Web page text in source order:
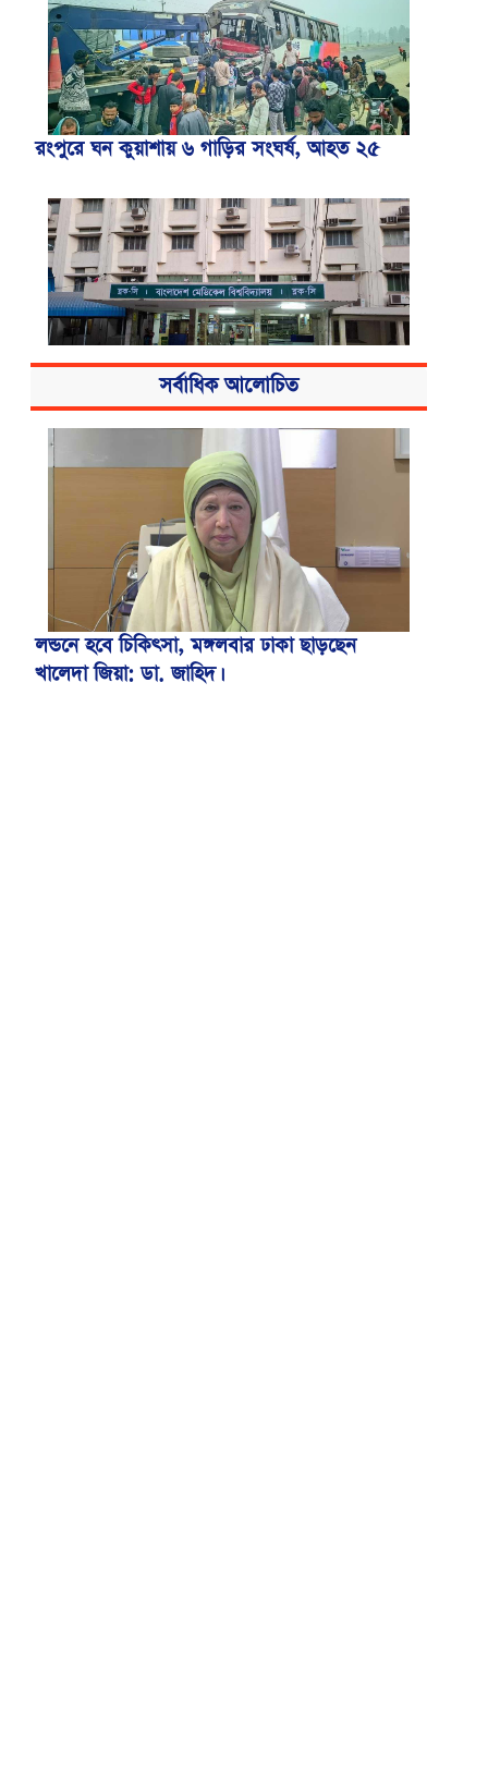
রংপুরে ঘন কুয়াশায় ৬ গাড়ির সংঘর্ষ, আহত ২৫
বিএসএমএমইউয়ের নতুন নাম বাংলাদেশ
মেডিকেল বিশ্ববিদ্যালয়
সর্বাধিক আলোচিত
লন্ডনে হবে চিকিৎসা, মঙ্গলবার ঢাকা ছাড়ছেন
খালেদা জিয়া: ডা. জাহিদ।